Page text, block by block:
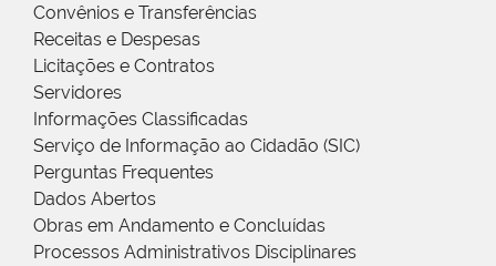
Convênios e Transferências
Receitas e Despesas
Licitações e Contratos
Servidores
Informações Classificadas
Serviço de Informação ao Cidadão (SIC)
Perguntas Frequentes
Dados Abertos
Obras em Andamento e Concluídas
Processos Administrativos Disciplinares